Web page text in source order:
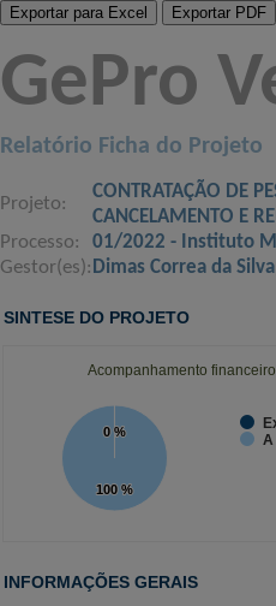
GePro
Relatório Ficha do Projeto
Projeto:
CONTRATAÇÃO DE
CANCELAMENTO E
Processo:
01/2022 - Instituto
Gestor(es): Dimas Correa da
SINTESE DO PROJETO
Acompanhamento financeiro
0 %
0 %
100 %
100 %
A
INFORMAÇÕES GERAIS